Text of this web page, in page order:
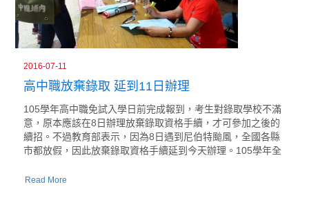
2016-07-11
高中職放棄錄取 延到11日辦理
105學年高中職免試入學日前完成報到，考生對錄取學校不滿
意，原本應該在8日辦理放棄錄取資格手續，才可參加之後的
續招。不過教育部表示，因為8日遇到尼伯特颱風，全國各縣
市都放假，因此放棄錄取資格手續延到今天辦理。105學年全
Read More